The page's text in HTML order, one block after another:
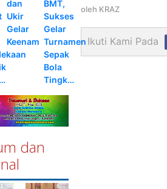
dan
Ukir
Gelar
Keenam
BMT,
Sukses
Gelar
Turnamen
Sepak
Bola
Tingk…
dan
oleh KRAZ
Ikuti Kami Pada